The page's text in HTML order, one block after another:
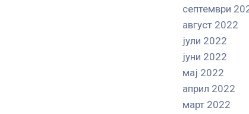
септември
август 2022
јули 2022
јуни 2022
мај 2022
април 2022
март 2022